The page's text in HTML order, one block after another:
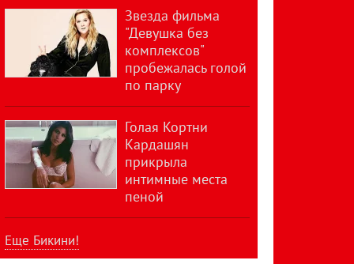
Звезда фильма
"Девушка без
комплексов"
пробежалась голой
по парку
Голая Кортни
Кардашян
прикрыла
интимные места
пеной
Еще Бикини!